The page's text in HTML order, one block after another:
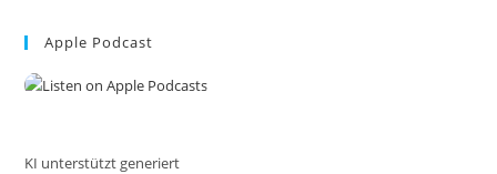
Apple Podcast
KI unterstützt generiert